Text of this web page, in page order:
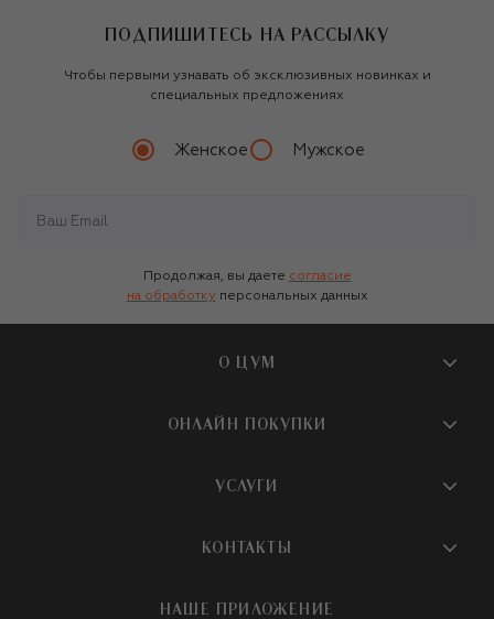
ПОДПИШИТЕСЬ НА РАССЫЛКУ
Чтобы первыми узнавать об эксклюзивных новинках и
специальных предложениях
Женское Мужское
Продолжая, вы даете согласие
на обработку персональных данных
О ЦУМ
О магазине
Бутики и ПВЗ ЦУМ
Карьера
ОНЛАЙН ПОКУПКИ
Доставка
УСЛУГИ
Подарочная карта
КОНТАКТЫ
НАШЕ ПРИЛОЖЕНИЕ